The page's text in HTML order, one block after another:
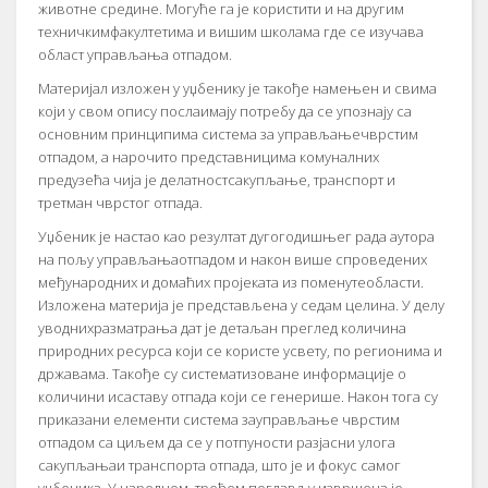
животне средине. Могуће га је користити и на другим
техничкимфакултетима и вишим школама где се изучава
област управљања отпадом.
Материјал изложен у уџбенику је такође намењен и свима
који у свом опису послаимају потребу да се упознају са
основним принципима система за управљањечврстим
отпадом, а нарочито представницима комуналних
предузећа чија је делатностсакупљање, транспорт и
третман чврстог отпада.
Уџбеник је настао као резултат дугогодишњег рада аутора
на пољу управљањаотпадом и након више спроведених
међународних и домаћих пројеката из поменутеобласти.
Изложена материја је представљена у седам целина. У делу
уводнихразматрања дат је детаљан преглед количина
природних ресурса који се користе усвету, по регионима и
државама. Такође су систематизоване информације о
количини исаставу отпада који се генерише. Након тога су
приказани елементи система зауправљање чврстим
отпадом са циљем да се у потпуности разјасни улога
сакупљањаи транспорта отпада, што је и фокус самог